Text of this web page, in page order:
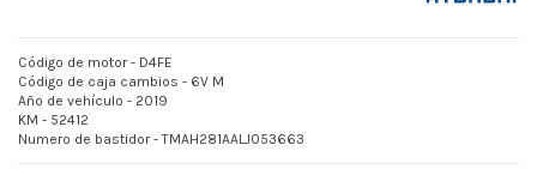
Código de motor - D4FE
Código de caja cambios - 6V M
Año de vehículo - 2019
KM - 52412
Numero de bastidor - TMAH281AALJ053663